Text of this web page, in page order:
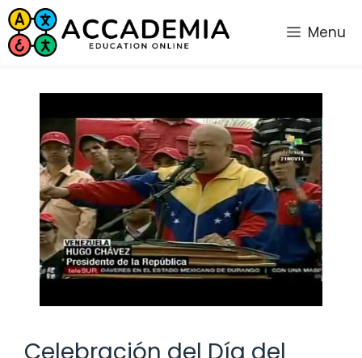
Saltar
al
contenido
Menu
Celebración del Día del